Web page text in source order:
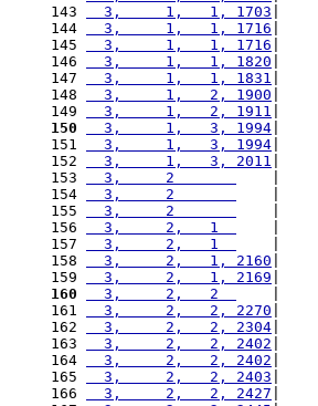
143
  3,     1,   1, 1703
|
144
  3,     1,   1, 1716
|
145
  3,     1,   1, 1716
|
146
  3,     1,   1, 1820
147
  3,     1,   1, 1831
148
  3,     1,   2, 1900
|
149
  3,     1,   2, 1911
|
150
  3,     1,   3, 1994
151
  3,     1,   3, 1994
|
152
  3,     1,   3, 2011
153
  3,     2
|
154
  3,     2
|
155
  3,     2
156
  3,     2,   1
|
157
  3,     2,   1
|
158
  3,     2,   1, 2160
|
159
  3,     2,   1, 2169
160
  3,     2,   2
|
161
  3,     2,   2, 2270
|
162
  3,     2,   2, 2304
|
163
  3,     2,   2, 2402
164
  3,     2,   2, 2402
165
  3,     2,   2, 2403
166
  3,     2,   2, 2427